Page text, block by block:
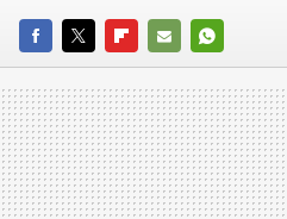
FACEBOOK
TWITTERFLIPBOARD
E-
MAIL
WHATSAPP